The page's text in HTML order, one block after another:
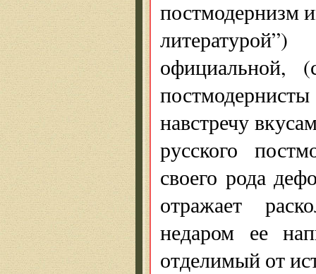
постмодернизм
официальной,
навстречу
русского
своего рода
отражает
недаром ее
отделимый от